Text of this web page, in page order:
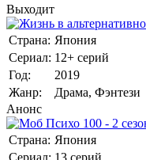
Выходит
Страна: Япония
Сериал: 12+ серий
Год:
2019
Жанр:
Драма, Фэнтези
Анонс
Страна: Япония
Сериал: 13 серий